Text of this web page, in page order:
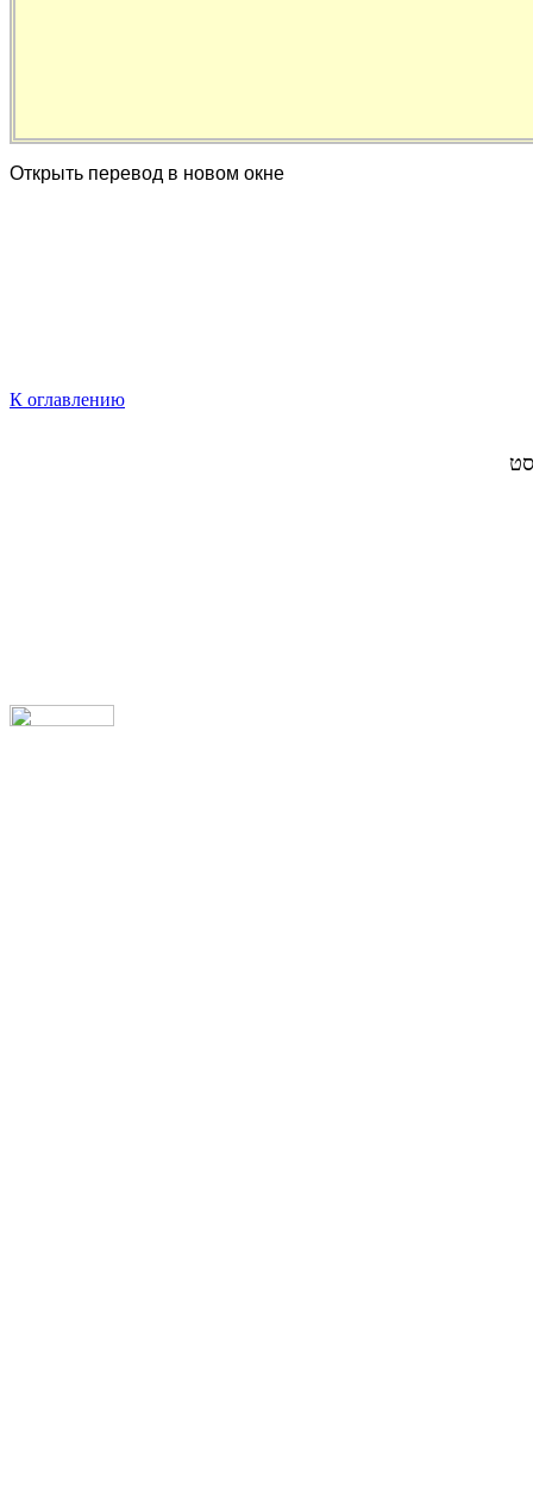
Открыть перевод в новом окне
К оглавлению